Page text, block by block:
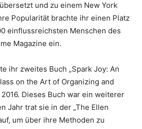
und zu einem New York
Popularität brachte ihr einen Platz
einflussreichsten Menschen des
Magazine ein.
ihr zweites Buch „Spark Joy: An
on the Art of Organizing and
Dieses Buch war ein weiterer
Jahr trat sie in der „The Ellen
um über ihre Methoden zu